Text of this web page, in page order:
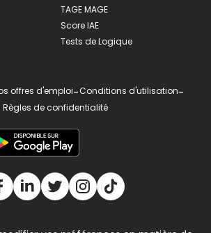
TAGE MAGE
Score IAE
Tests de Logique
offres d'emploi-Conditions d'utilisation-
Règles de confidentialité